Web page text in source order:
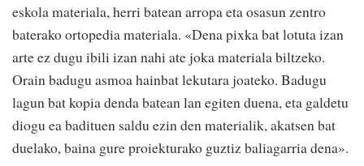
eskola materiala, herri batean arropa eta osasun zentro
baterako ortopedia materiala. «Dena pixka bat lotuta izan
arte ez dugu ibili izan nahi ate joka materiala biltzeko.
Orain badugu asmoa hainbat lekutara joateko. Badugu
lagun bat kopia denda batean lan egiten duena, eta galdetu
diogu ea badituen saldu ezin den materialik, akatsen bat
duelako, baina gure proiekturako guztiz baliagarria dena».